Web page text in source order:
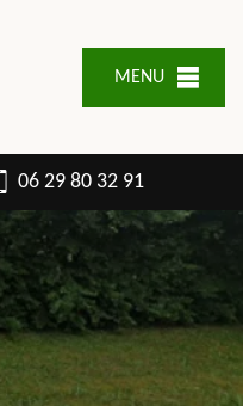
MENU
06 29 80 32 91